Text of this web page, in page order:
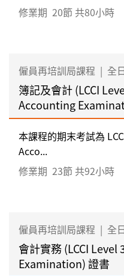
修業期 20節 共80小時
僱員再培訓局課程 | 全
簿記及會計 (LCCI
Accounting
本課程的期末考試為
Acco...
修業期 23節 共92小時
僱員再培訓局課程 | 全
會計實務 (LCCI
Examination) 證書